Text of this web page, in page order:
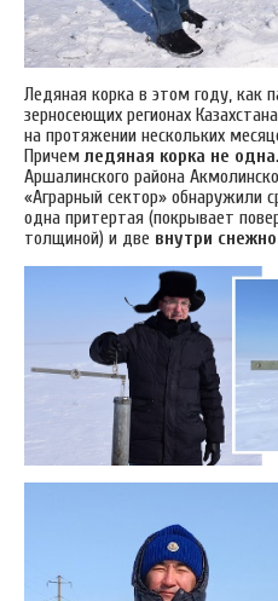
Ледяная корка в этом году, как
зерносеющих регионах
на протяжении нескольких
Причемледяная корка не одна
Аршалинского района
«Аграрный сектор» обнаружили
одна притертая (покрывает
толщиной) и две внутри